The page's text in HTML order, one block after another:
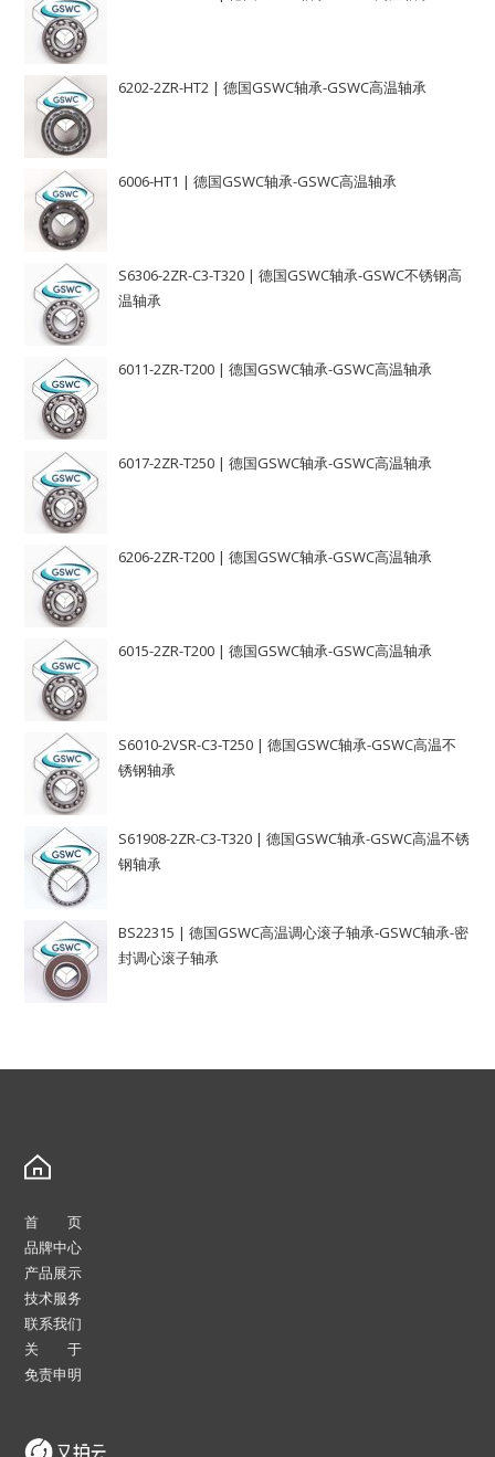
6202-2ZR-HT2 | 德国GSWC轴承-GSWC高温轴承
6006-HT1 | 德国GSWC轴承-GSWC高温轴承
S6306-2ZR-C3-T320 | 德国GSWC轴承-GSWC不锈钢高
温轴承
6011-2ZR-T200 | 德国GSWC轴承-GSWC高温轴承
6017-2ZR-T250 | 德国GSWC轴承-GSWC高温轴承
6206-2ZR-T200 | 德国GSWC轴承-GSWC高温轴承
6015-2ZR-T200 | 德国GSWC轴承-GSWC高温轴承
S6010-2VSR-C3-T250 | 德国GSWC轴承-GSWC高温不
锈钢轴承
S61908-2ZR-C3-T320 | 德国GSWC轴承-GSWC高温不锈
钢轴承
BS22315 | 德国GSWC高温调心滚子轴承-GSWC轴承-密
封调心滚子轴承
首 页
品牌中心
产品展示
技术服务
联系我们
关 于
免责申明